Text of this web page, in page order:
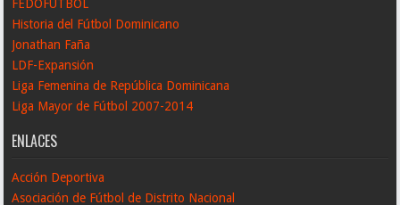
FEDOFUTBOL
Historia del Fútbol Dominicano
Jonathan Faña
LDF-Expansión
Liga Femenina de República Dominicana
Liga Mayor de Fútbol 2007-2014
ENLACES
Acción Deportiva
Asociación de Fútbol de Distrito Nacional